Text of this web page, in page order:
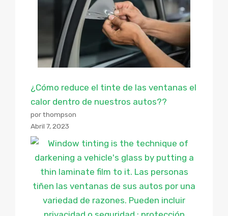
¿Cómo reduce el tinte de las ventanas el
calor dentro de nuestros autos??
por thompson
Abril 7, 2023